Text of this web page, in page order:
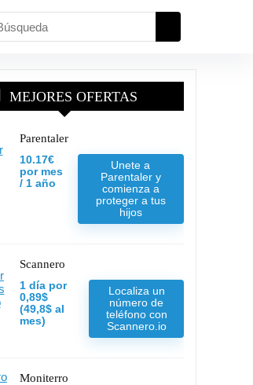
MEJORES OFERTAS
Parentaler
10.17€
por mes
/ 1 año
Unete a
Parentaler y
comienza a
proteger a tus
hijos
Scannero
1 día por
0,89$
(49,8$ al
mes)
Localiza un
número de
teléfono con
Scannero.io
Moniterro